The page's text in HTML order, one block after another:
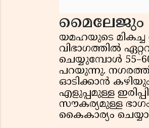
മൈലേജും
യമഹയുടെ
വിഭാഗത്തിൽ
ചെയ്യുമ്പോൾ
പറയുന്നു.
ഓടിക്കാൻ
എളുപ്പമുള്ള
സൗകര്യമുള്ള
കൈകാര്യം